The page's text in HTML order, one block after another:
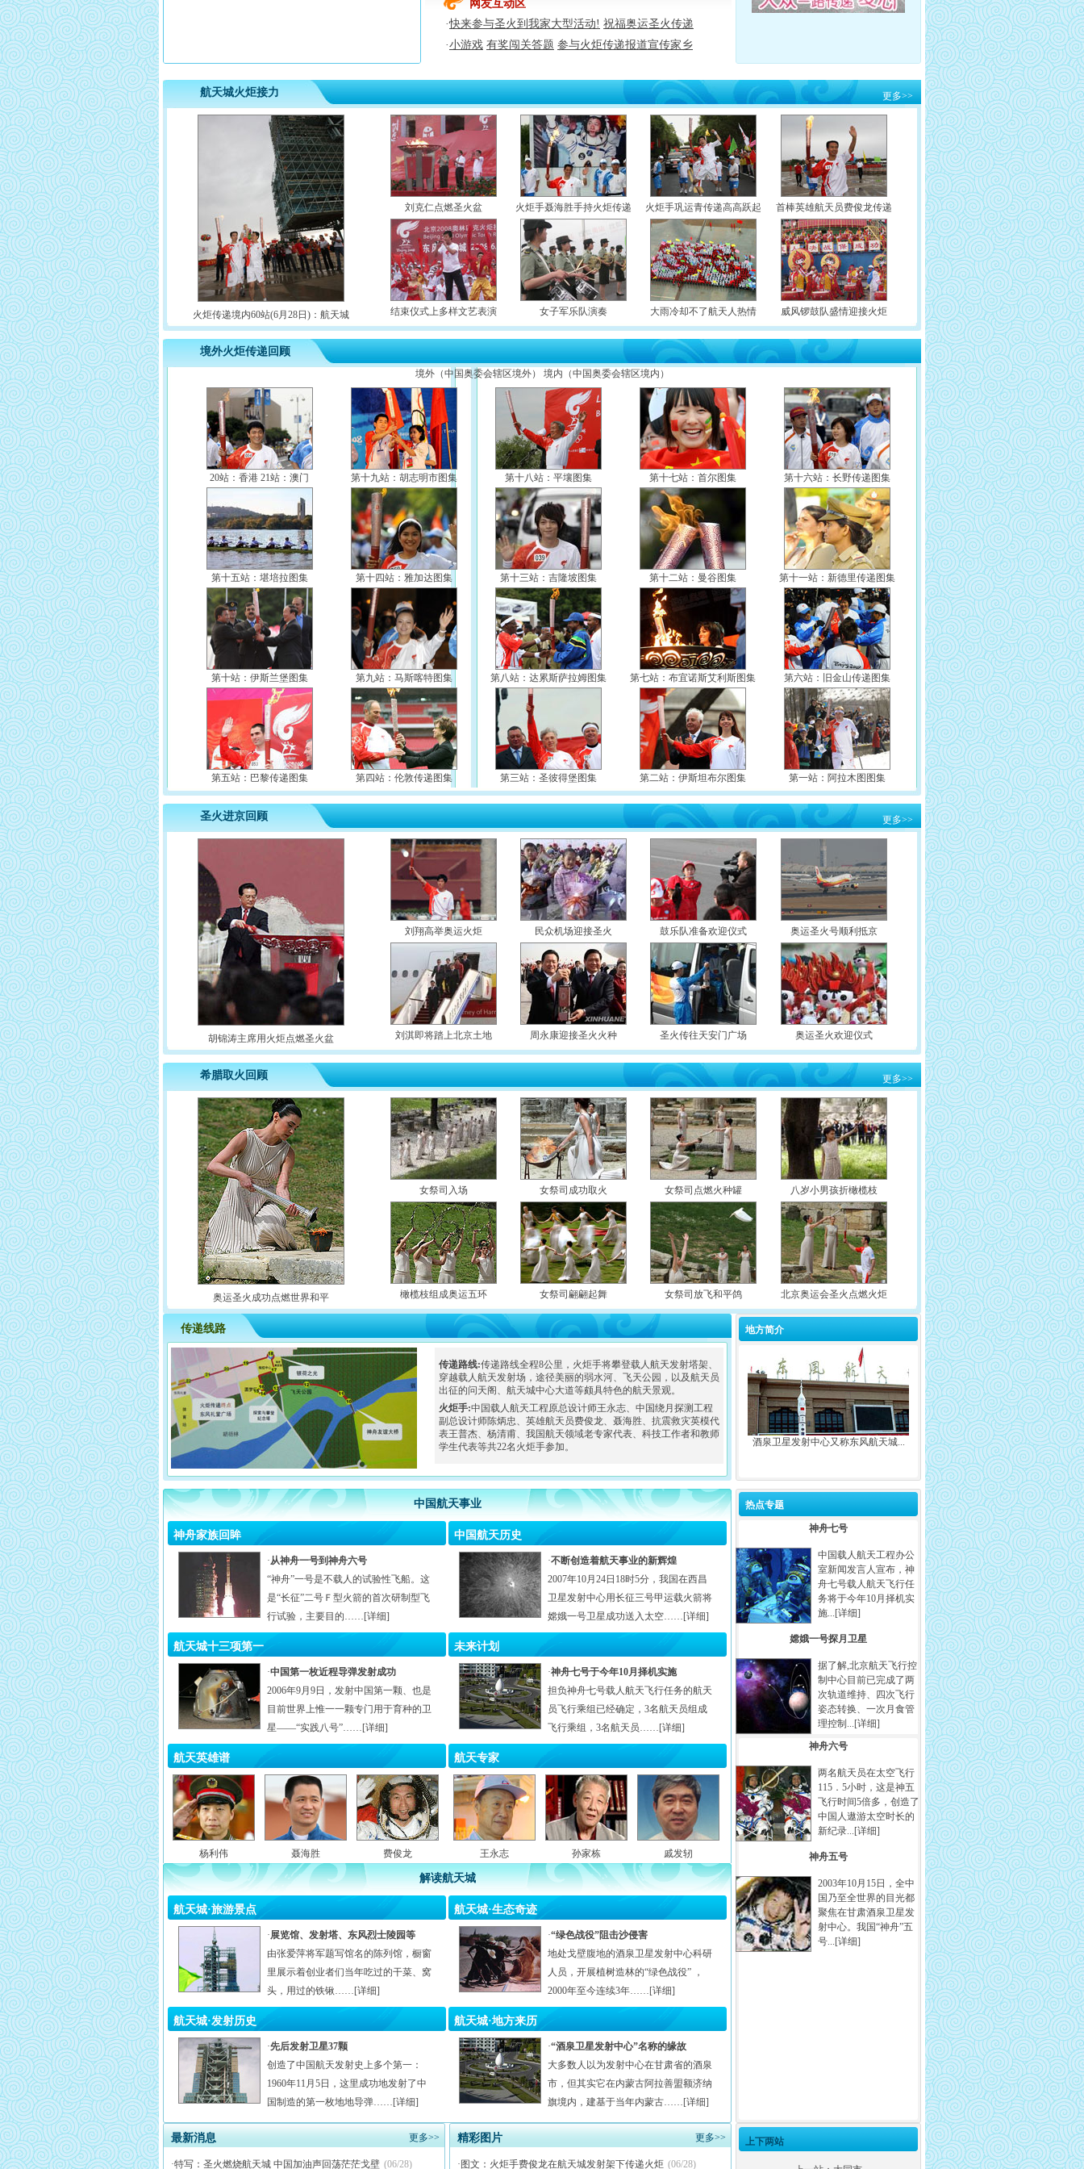
(08/07 17:33) ★★
(08/07 16:22)
快讯：“九球天后”潘晓婷高举圣火参与传递
(08/07 15:53)
· 快讯：雅典奥运会男子双人划艇冠军杨文军传
(08/07 15:48)
·快讯：奥运冠军刘璇高举圣火顺义站传圣火
(08/07 15:47) ★★
·快讯：著名演员陈宝国高举圣火参与北京传递
(08/07 15:46) ★★
·快讯：约旦哈雅公主参与北京火炬传递
(08/07 15:40) ★★
·快讯：顺义段传递开始 陈宝国刘璇将参与
(08/07 15:38) ★★
·快讯：平谷段传递结束 圣火将转场顺义
(08/07 14:31) ★★
·快讯：平谷段传递开始 平谷影剧院起跑
(08/07 14:09)
★★
·体操王子变身飞人 李宁空中漫步燃爆奥运最高
潮
(08/09 00:28) ★★★
·高敏开幕式传递圣火 昔日跳板女皇感受奥运激
情
(08/09 00:26) ★★★
·孙晋芳开幕式传递圣火 老女排队长依然英姿飒
爽
(08/09 00:05) ★★★
·张军开幕式传递圣火 昔日羽毛球名将鸟巢燃激
情
(08/09 00:02) ★★★
·三朝元老陈中首走入场式 出任倒数第三棒很激
动
(08/09 00:00) ★★★★
·占旭刚开幕式传递圣火 昔举重名将见证中国力
量
(08/08 23:59) ★★★
·李小双开幕式传递圣火 昔日体操名将再结缘奥
运
(08/08 23:57) ★★★
·从弹弓大王到奥运冠军 许海峰跑鸟巢内首棒火
炬
★★
快讯：末棒许智宏传递结束 圆满落下帷幕
★★
网友互动区
·快来参与圣火到我家大型活动! 祝福奥运圣火传递
·小游戏 有奖闯关答题 参与火炬传递报道宣传家乡
航天城火炬接力 更多>>
火炬传递境内60站(6月28日)：航天城
刘克仁点燃圣火盆 火炬手聂海胜手持火炬传递 火炬手巩运青传递高高跃起 首棒英雄航天员费俊龙传递
结束仪式上多样文艺表演 女子军乐队演奏 大雨冷却不了航天人热情 威风锣鼓队盛情迎接火炬
境外火炬传递回顾
境外（中国奥委会辖区境外） 境内（中国奥委会辖区境内）
20站：香港 21站：澳门 第十九站：胡志明市图集 第十八站：平壤图集 第十七站：首尔图集 第十六站：长野传递图集
第十五站：堪培拉图集 第十四站：雅加达图集 第十三站：吉隆坡图集 第十二站：曼谷图集 第十一站：新德里传递图集
第十站：伊斯兰堡图集 第九站：马斯喀特图集 第八站：达累斯萨拉姆图集 第七站：布宜诺斯艾利斯图集 第六站：旧金山传递图集
第五站：巴黎传递图集 第四站：伦敦传递图集 第三站：圣彼得堡图集 第二站：伊斯坦布尔图集 第一站：阿拉木图图集
圣火进京回顾 更多>>
胡锦涛主席用火炬点燃圣火盆
刘翔高举奥运火炬 民众机场迎接圣火 鼓乐队准备欢迎仪式 奥运圣火号顺利抵京
刘淇即将踏上北京土地 周永康迎接圣火火种 圣火传往天安门广场 奥运圣火欢迎仪式
希腊取火回顾 更多>>
奥运圣火成功点燃世界和平
女祭司入场 女祭司成功取火 女祭司点燃火种罐 八岁小男孩折橄榄枝
橄榄枝组成奥运五环 女祭司翩翩起舞 女祭司放飞和平鸽 北京奥运会圣火点燃火炬
传递线路
传递路线:传递路线全程8公里，火炬手将攀登载人航天发射塔架、
穿越载人航天发射场，途径美丽的弱水河、飞天公园，以及航天员
出征的问天阁、航天城中心大道等颇具特色的航天景观。
火炬手:中国载人航天工程原总设计师王永志、中国绕月探测工程
副总设计师陈炳忠、英雄航天员费俊龙、聂海胜、抗震救灾英模代
表王普杰、杨清甫、我国航天领域老专家代表、科技工作者和教师
学生代表等共22名火炬手参加。
地方简介
酒泉卫星发射中心又称东风航天城...
中国航天事业
神舟家族回眸
·从神舟一号到神舟六号
“神舟”一号是不载人的试验性飞船。这
是“长征”二号Ｆ型火箭的首次研制型飞
行试验，主要目的……[详细]
中国航天历史
·不断创造着航天事业的新辉煌
2007年10月24日18时5分，我国在西昌
卫星发射中心用长征三号甲运载火箭将
嫦娥一号卫星成功送入太空……[详细]
航天城十三项第一
·中国第一枚近程导弹发射成功
2006年9月9日，发射中国第一颗、也是
目前世界上惟一一颗专门用于育种的卫
星——“实践八号”……[详细]
未来计划
·神舟七号于今年10月择机实施
担负神舟七号载人航天飞行任务的航天
员飞行乘组已经确定，3名航天员组成
飞行乘组，3名航天员……[详细]
航天英雄谱
杨利伟 聂海胜 费俊龙
航天专家
王永志 孙家栋 戚发轫
解读航天城
航天城·旅游景点
·展览馆、发射塔、东风烈士陵园等
由张爱萍将军题写馆名的陈列馆，橱窗
里展示着创业者们当年吃过的干菜、窝
头，用过的铁锹……[详细]
航天城·生态奇迹
·“绿色战役”阻击沙侵害
地处戈壁腹地的酒泉卫星发射中心科研
人员，开展植树造林的“绿色战役” ，
2000年至今连续3年……[详细]
航天城·发射历史
·先后发射卫星37颗
创造了中国航天发射史上多个第一：
1960年11月5日，这里成功地发射了中
国制造的第一枚地地导弹……[详细]
航天城·地方来历
·“酒泉卫星发射中心”名称的缘故
大多数人以为发射中心在甘肃省的酒泉
市，但其实它在内蒙古阿拉善盟额济纳
旗境内，建基于当年内蒙古……[详细]
热点专题
神舟七号
中国载人航天工程办公
室新闻发言人宣布，神
舟七号载人航天飞行任
务将于今年10月择机实
施... [详细]
嫦娥一号探月卫星
据了解,北京航天飞行控
制中心目前已完成了两
次轨道维持、四次飞行
姿态转换、一次月食管
理控制...[详细]
神舟六号
两名航天员在太空飞行
115．5小时，这是神五
飞行时间5倍多，创造了
中国人遨游太空时长的
新纪录...[详细]
神舟五号
2003年10月15日，全中
国乃至全世界的目光都
聚焦在甘肃酒泉卫星发
射中心。我国“神舟”五
号...[详细]
最新消息 更多>>
·特写：圣火燃烧航天城 中国加油声回荡茫茫戈壁 (06/28)
精彩图片 更多>>
· 图文：火炬手费俊龙在航天城发射架下传递火炬 (06/28)
上下两站